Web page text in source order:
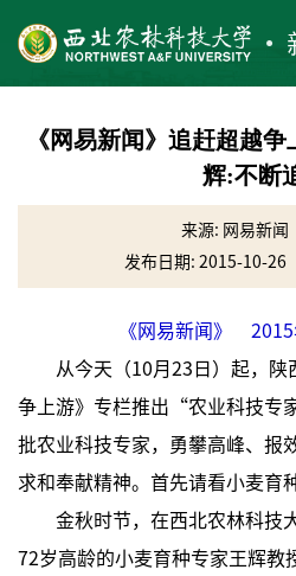
《网易新闻》追赶超越
辉:不断
来源: 网易新闻
发布日期: 2015-10-26
《网易新闻》 2015
从今天（10月23日）起，陕
争上游》专栏推出“农业科技专
批农业科技专家，勇攀高峰、报
求和奉献精神。首先请看小麦育
金秋时节，在西北农林科技
72岁高龄的小麦育种专家王辉教